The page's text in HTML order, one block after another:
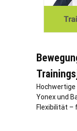
Yonex und
Flexibilität –